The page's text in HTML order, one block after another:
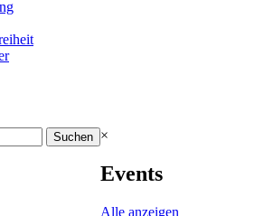
×
Events
Alle anzeigen